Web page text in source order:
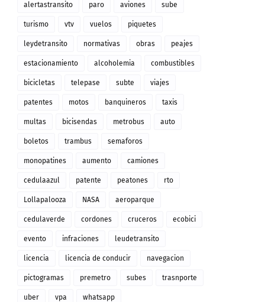
alertastransito paro aviones sube
turismo vtv vuelos piquetes
leydetransito normativas obras peajes
estacionamiento alcoholemia combustibles
bicicletas telepase subte viajes
patentes motos banquineros taxis
multas bicisendas metrobus auto
boletos trambus semaforos
monopatines aumento camiones
cedulaazul patente peatones rto
Lollapalooza NASA aeroparque
cedulaverde cordones cruceros ecobici
evento infraciones leudetransito
licencia licencia de conducir navegacion
pictogramas premetro subes trasnporte
uber vpa whatsapp